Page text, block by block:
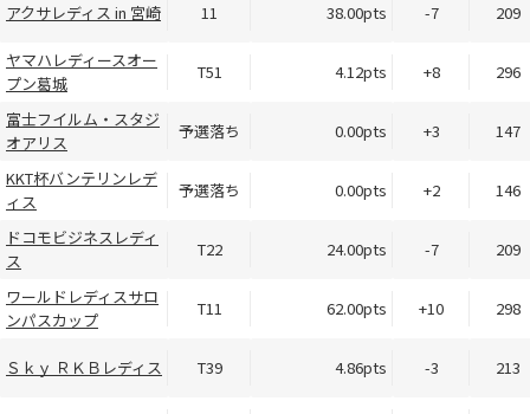
アクサレディス in 宮崎 11 38.00pts -7 209
ヤマハレディースオー
プン葛城
T51 4.12pts +8 296
富士フイルム・スタジ
オアリス
予選落ち 0.00pts +3 147
KKT杯バンテリンレデ
ィス
予選落ち 0.00pts +2 146
ドコモビジネスレディ
ス
T22 24.00pts -7 209
ワールドレディスサロ
ンパスカップ
T11 62.00pts +10 298
Ｓｋｙ ＲＫＢレディス T39 4.86pts -3 213